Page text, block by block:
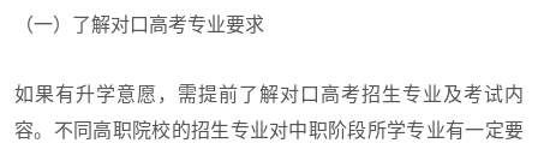
（一）了解对口高考专业要求
如果有升学意愿，需提前了解对口高考招生专业及考试内
容。不同高职院校的招生专业对中职阶段所学专业有一定要